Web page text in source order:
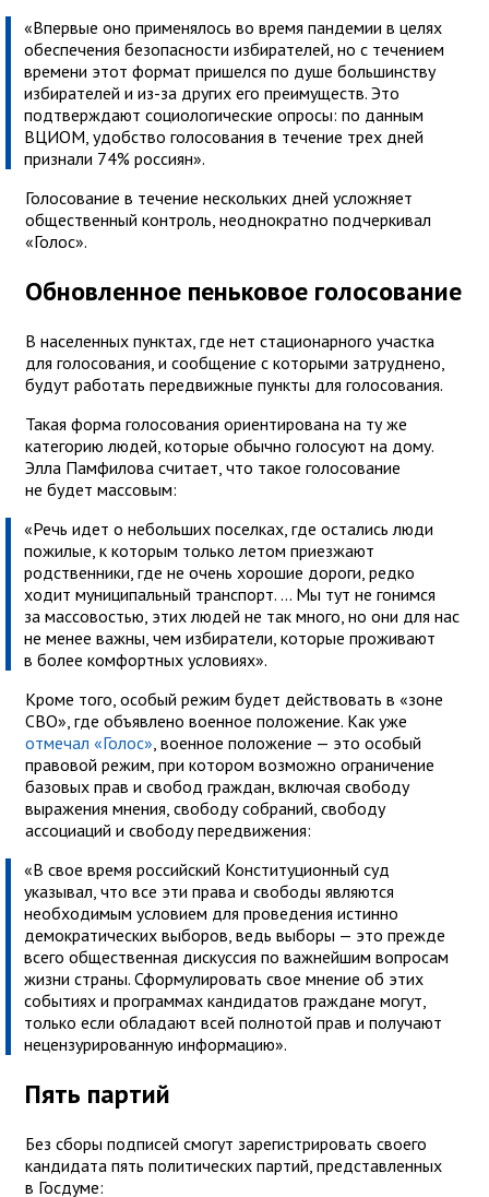
«Впервые оно применялось во время пандемии в целях
обеспечения безопасности избирателей, но с течением
времени этот формат пришелся по душе большинству
избирателей и из-за других его преимуществ. Это
подтверждают социологические опросы: по данным
ВЦИОМ, удобство голосования в течение трех дней
признали 74% россиян».
Голосование в течение нескольких дней усложняет
общественный контроль, неоднократно подчеркивал
«Голос».
Обновленное пеньковое голосование
В населенных пунктах, где нет стационарного участка
для голосования, и сообщение с которыми затруднено,
будут работать передвижные пункты для голосования.
Такая форма голосования ориентирована на ту же
категорию людей, которые обычно голосуют на дому.
Элла Памфилова считает, что такое голосование
не будет массовым:
«Речь идет о небольших поселках, где остались люди
пожилые, к которым только летом приезжают
родственники, где не очень хорошие дороги, редко
ходит муниципальный транспорт. ... Мы тут не гонимся
за массовостью, этих людей не так много, но они для нас
не менее важны, чем избиратели, которые проживают
в более комфортных условиях».
Кроме того, особый режим будет действовать в «зоне
СВО», где объявлено военное положение. Как уже
отмечал «Голос» , военное положение — это особый
правовой режим, при котором возможно ограничение
базовых прав и свобод граждан, включая свободу
выражения мнения, свободу собраний, свободу
ассоциаций и свободу передвижения:
«В свое время российский Конституционный суд
указывал, что все эти права и свободы являются
необходимым условием для проведения истинно
демократических выборов, ведь выборы — это прежде
всего общественная дискуссия по важнейшим вопросам
жизни страны. Сформулировать свое мнение об этих
событиях и программах кандидатов граждане могут,
только если обладают всей полнотой прав и получают
нецензурированную информацию».
Пять партий
Без сборы подписей смогут зарегистрировать своего
кандидата пять политических партий, представленных
в Госдуме: